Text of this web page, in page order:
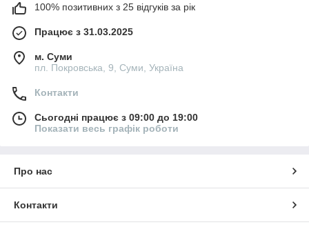
100% позитивних з 25 відгуків за рік
Працює з 31.03.2025
м. Суми
пл. Покровська, 9, Суми, Україна
Контакти
Сьогодні працює з 09:00 до 19:00
Показати весь графік роботи
Про нас
Контакти